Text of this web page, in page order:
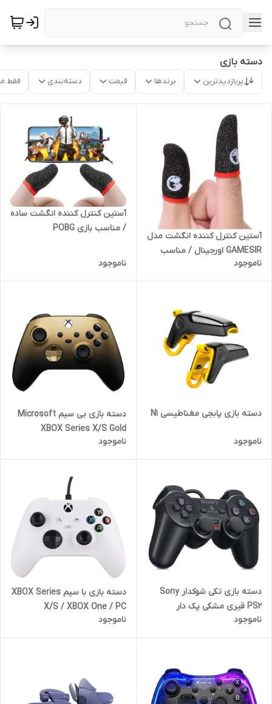
دسته بازی
پربازدیدترین برندها قیمت دسته‌بندی فقط
آستین کنترل کننده انگشت مدل
GAMESIR اورجینال / مناسب
بازی POBG
ناموجود
آستین کنترل کننده انگشت ساده
/ مناسب بازی POBG
ناموجود
دسته بازی پابجی مغناطیسی N1
ناموجود
دسته بازی بی سیم Microsoft
XBOX Series X/S Gold
Shadow Special Edition
ناموجود
دسته بازی تکی شوکدار Sony
PS2 قیری مشکی پک دار
ناموجود
دسته بازی با سیم XBOX Series
X/S / XBOX One / PC
ناموجود